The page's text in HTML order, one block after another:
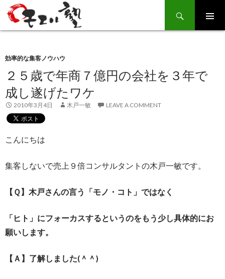
Search
SKIP
TO
効率的な集客ノウハウ
２５歳で年商７億円の会社を３年で
成し遂げたワケ
2010年3月4日 木戸一敏 LEAVE A COMMENT
こんにちは
集客しないで売上９倍コンサルタントの木戸一敏です。
【Ｑ】木戸さんの言う「モノ・コト」ではなく
「ヒト」にフォーカスするというのをもう少し具体的にお
願いします。
【Ａ】了解しました(＾＾)ゞ